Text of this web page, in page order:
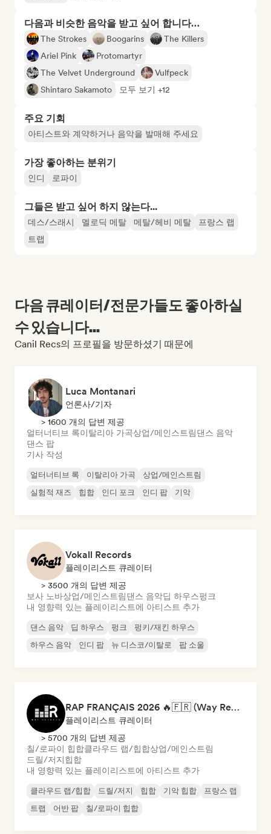
다음과 비슷한 음악을 받고 싶어 합니다…
The Strokes Boogarins
The Killers
Ariel Pink
Protomartyr
The Velvet Underground
Vulfpeck
Shintaro Sakamoto
모두 보기 +12
주요 기회
아티스트와 계약하거나 음악을 발매해 주세요
가장 좋아하는 분위기
인디 로파이
그들은 받고 싶어 하지 않는다...
데스/스래시 멜로딕 메탈 메탈/헤비 메탈
프랑스 랩
트랩
다음 큐레이터/전문가들도 좋아하실
수 있습니다...
Canil Recs의 프로필을 방문하셨기 때문에
Luca Montanari
언론사/기자
> 1600 개의 답변 제공
얼터너티브 록이탈리아 가곡상업/메인스트림댄스 음악
댄스 팝
기사 작성
얼터너티브 록 이탈리아 가곡
상업/메인스트림
실험적 재즈
힙합 인디 포크 인디 팝 기악
Vokall Records
플레이리스트 큐레이터
> 3500 개의 답변 제공
보사 노바상업/메인스트림댄스 음악딥 하우스펑크
내 영향력 있는 플레이리스트에 아티스트 추가
댄스 음악 딥 하우스 펑크
펑키/재킨 하우스
하우스 음악
인디 팝 뉴 디스코/이탈로 팝 소울
RAP FRANÇAIS 2026 🔥🇫🇷 (Way Records)
플레이리스트 큐레이터
> 5700 개의 답변 제공
칠/로파이 힙합클라우드 랩/힙합상업/메인스트림
드릴/저지힙합
내 영향력 있는 플레이리스트에 아티스트 추가
클라우드 랩/힙합 드릴/저지 힙합 기악 힙합
프랑스 랩
트랩
어반 팝 칠/로파이 힙합